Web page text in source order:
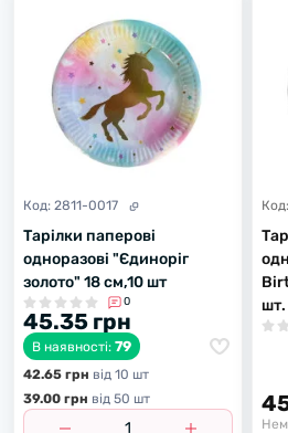
Код: 2811-0017
Тарілки паперові
одноразові "Єдиноріг
золото" 18 см,10 шт
0
45.35 грн
В наявності: 79
42.65 грн вiд 10 шт
39.00 грн вiд 50 шт
Код:
шт.